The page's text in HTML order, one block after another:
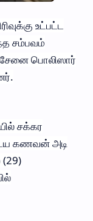
உட்பட்ட
சம்பவம்
பொலிஸார்
சக்கர
கணவன் அடி